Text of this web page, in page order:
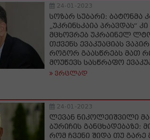
24-01-2023
სოზარ სუბარი: ბატონმა
„უკრინსკაია პრავდას“
მცხოვრებ უკრაინელ
თქვენს ევაკუაციას
როგორ გაასწრებს მათ
მოუწევს სასწრაფო
ვრცლად
24-01-2023
ლევან ნიკოლეიშვილი
ბურიჩის განცხადებაზე:
რომ ჩვენი შიდა თუ გარე